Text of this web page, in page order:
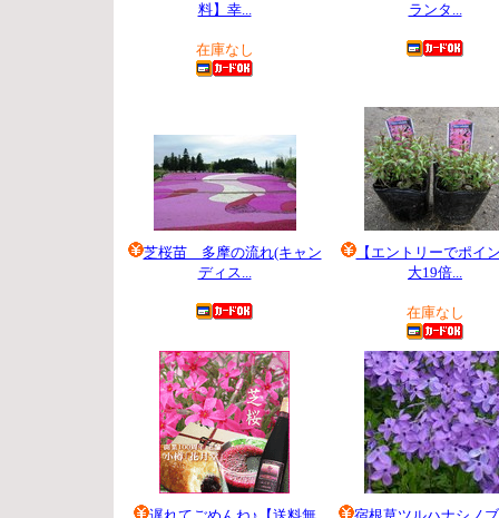
料】幸...
在庫なし
ランタ...
芝桜苗 多摩の流れ(キャン
ディス...
【エントリーでポイ
大19倍...
在庫なし